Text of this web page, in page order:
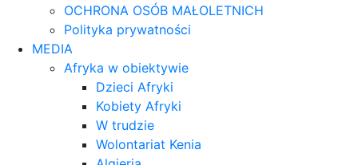
OCHRONA OSÓB MAŁOLETNICH
Polityka prywatności
MEDIA
Afryka w obiektywie
Dzieci Afryki
Kobiety Afryki
W trudzie
Wolontariat Kenia